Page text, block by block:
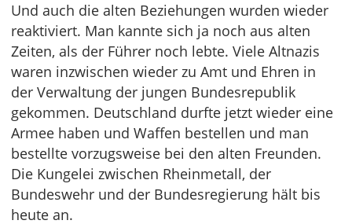
Und auch die alten Beziehungen wurden wieder
reaktiviert. Man kannte sich ja noch aus alten
Zeiten, als der Führer noch lebte. Viele Altnazis
waren inzwischen wieder zu Amt und Ehren in
der Verwaltung der jungen Bundesrepublik
gekommen. Deutschland durfte jetzt wieder eine
Armee haben und Waffen bestellen und man
bestellte vorzugsweise bei den alten Freunden.
Die Kungelei zwischen Rheinmetall, der
Bundeswehr und der Bundesregierung hält bis
heute an.